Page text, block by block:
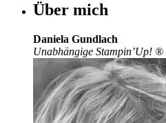
Über mich
Daniela Gundlach
Unabhängige Stampin’Up! ®